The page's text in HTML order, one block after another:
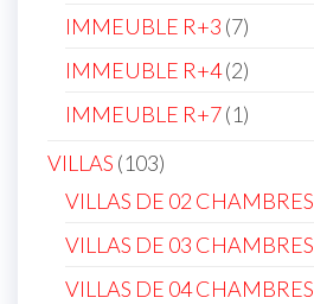
products
IMMEUBLE R+3 77
products
IMMEUBLE R+4 22
products
IMMEUBLE R+7 11
VILLAS 103103
products
VILLAS DE 02 CHAMBRES
VILLAS DE 03 CHAMBRES
VILLAS DE 04 CHAMBRES